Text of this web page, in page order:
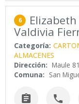
6
Valdivia
Categoría:
ALMACENES
Dirección: Maule
Comuna: San
 